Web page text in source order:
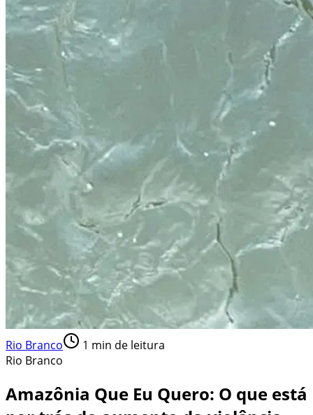
Rio Branco 1 min de leitura
Rio Branco
Amazônia Que Eu Quero: O que está